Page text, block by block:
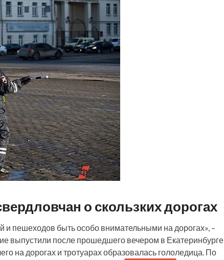
о скользких дорогах
и пешеходов быть особо внимательными на дорогах», –
выпустили после прошедшего вечером в Екатеринбурге
на дорогах и тротуарах образовалась гололедица. По